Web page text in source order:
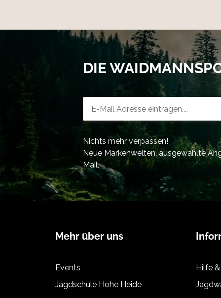
DIE
Nichts mehr verpassen!
Neue Markenwelten, ausgewählte
Mail.
Mehr über uns
Events
Jagdschule Hohe Heide
Hilfe